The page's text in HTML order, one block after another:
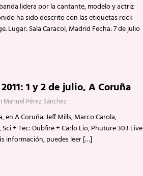
lidera por la cantante, modelo y actriz
ha sido descrito con las etiquetas rock
Lugar: Sala Caracol, Madrid Fecha: 7 de julio
1 y 2 de julio, A Coruña
Manuel Pérez Sánchez
en A Coruña. Jeff Mills, Marco Carola,
+ Tec: Dubfire + Carlo Lio, Phuture 303 Live
información, puedes leer[…]